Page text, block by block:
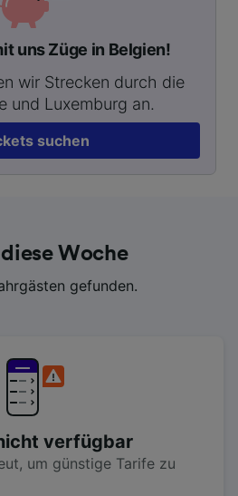
uns Züge in Belgien!
wir Strecken durch die
und Luxemburg an.
suchen
Woche
gefunden.
verfügbar
um günstige Tarife zu